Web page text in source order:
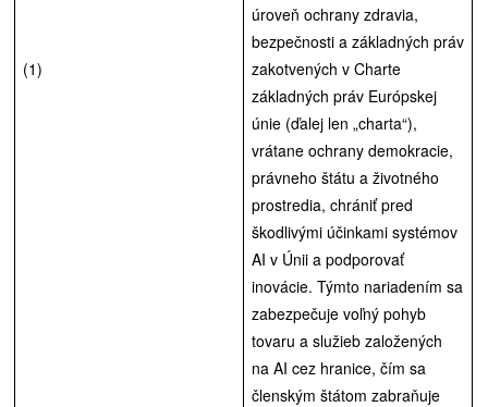
(1)
úroveň ochrany zdravia,
bezpečnosti a základných práv
zakotvených v Charte
základných práv Európskej
únie (ďalej len „charta“),
vrátane ochrany demokracie,
právneho štátu a životného
prostredia, chrániť pred
škodlivými účinkami systémov
AI v Únii a podporovať
inovácie. Týmto nariadením sa
zabezpečuje voľný pohyb
tovaru a služieb založených
na AI cez hranice, čím sa
členským štátom zabraňuje